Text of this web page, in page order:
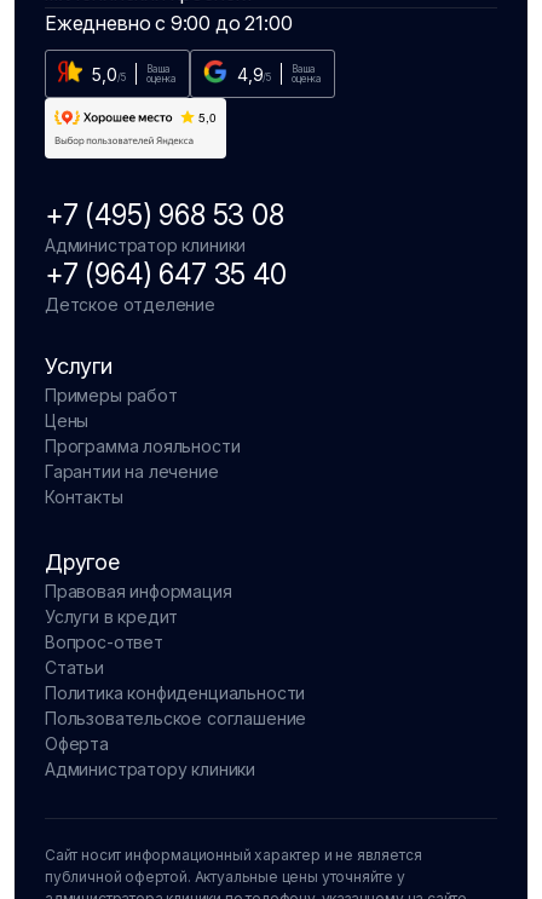
Ежедневно с 9:00 до 21:00
5,0/5
Ваша
оценка
4,9/5
Ваша
оценка
+7 (495) 968 53 08
Администратор клиники
+7 (964) 647 35 40
Детское отделение
Услуги
Примеры работ
Цены
Программа лояльности
Гарантии на лечение
Контакты
Другое
Правовая информация
Услуги в кредит
Вопрос-ответ
Статьи
Политика конфиденциальности
Пользовательское соглашение
Оферта
Администратору клиники
Сайт носит информационный характер и не является
публичной офертой. Актуальные цены уточняйте у